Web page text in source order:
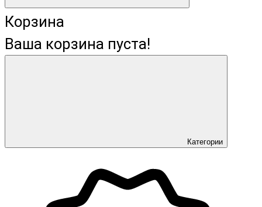
Корзина
Ваша корзина пуста!
Категории